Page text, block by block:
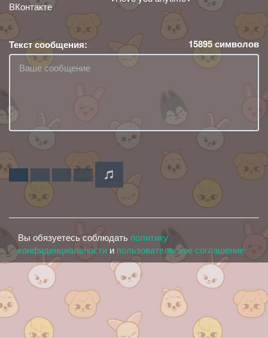
Текст сообщения: 15895символов
Вы обязуетесь соблюдать политику
конфиденциальности и пользовательское соглашение